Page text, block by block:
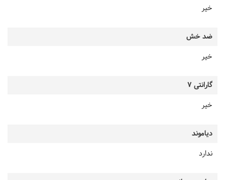
خیر
ضد خش
خیر
گارانتی 7
خیر
دیاموند
ندارد